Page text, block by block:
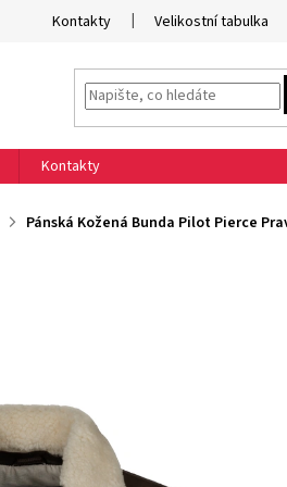
Kontakty Velikostní tabulka
Kontakty
Pánská Kožená Bunda Pilot Pierce